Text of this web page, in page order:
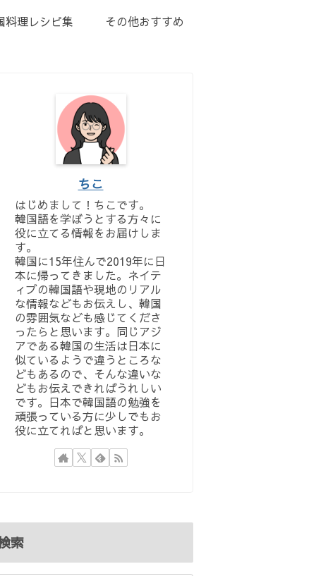
料理レシピ集 その他おすすめ
ちこ
はじめまして！ちこです。
韓国語を学ぼうとする方々に
役に立てる情報をお届けしま
す。
韓国に15年住んで2019年に日
本に帰ってきました。ネイテ
ィブの韓国語や現地のリアル
な情報などもお伝えし、韓国
の雰囲気なども感じてくださ
ったらと思います。同じアジ
アである韓国の生活は日本に
似ているようで違うところな
どもあるので、そんな違いな
どもお伝えできればうれしい
です。日本で韓国語の勉強を
頑張っている方に少しでもお
役に立てればと思います。
索